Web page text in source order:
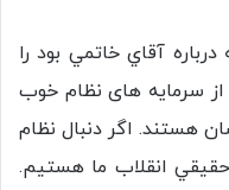
كه درباره آقاي خاتمي بود را
سرمایه های نظام خوب
هستند. اگر دنبال نظام
انقلاب ما هستيم.